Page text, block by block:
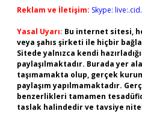
Reklam ve İletişim: Skype:
Yasal Uyarı: Bu internet sitesi,
veya şahıs şirketi ile hiçbir
Sitede yalnızca kendi
paylaşılmaktadır. Burada yer
taşımamakta olup, gerçek
paylaşım yapılmamaktadır.
benzerlikleri tamamen
taslak halindedir ve tavsiye